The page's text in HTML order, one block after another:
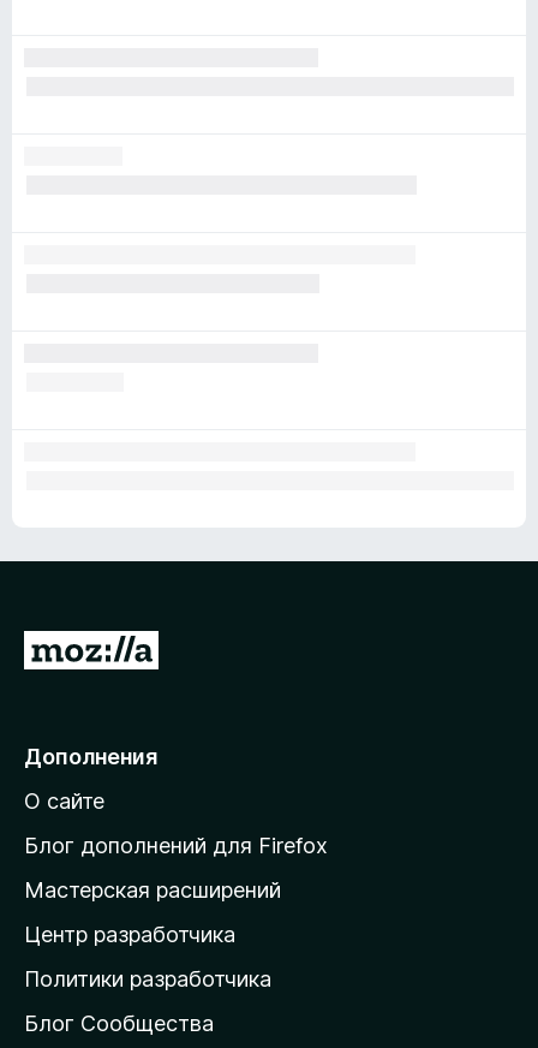
П
е
й
т
и
а
д
о
а
Дополнения
О сайте
Блог дополнений для Firefox
Мастерская расширений
Центр разработчика
Политики разработчика
Блог Сообщества